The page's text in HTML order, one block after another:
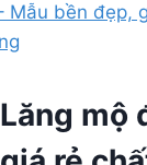
Lăng mộ